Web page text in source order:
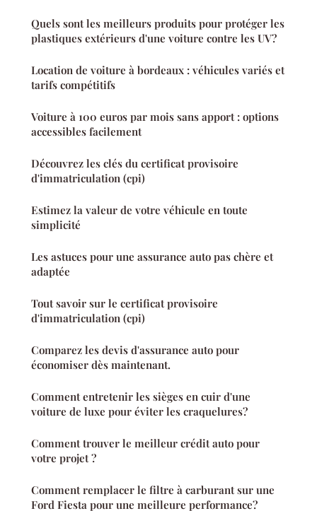
Quels sont les meilleurs produits pour protéger les
plastiques extérieurs d'une voiture contre les UV?
Location de voiture à bordeaux : véhicules variés et
tarifs compétitifs
Voiture à 100 euros par mois sans apport : options
accessibles facilement
Découvrez les clés du certificat provisoire
d'immatriculation (cpi)
Estimez la valeur de votre véhicule en toute
simplicité
Les astuces pour une assurance auto pas chère et
adaptée
Tout savoir sur le certificat provisoire
d'immatriculation (cpi)
Comparez les devis d'assurance auto pour
économiser dès maintenant.
Comment entretenir les sièges en cuir d'une
voiture de luxe pour éviter les craquelures?
Comment trouver le meilleur crédit auto pour
votre projet ?
Comment remplacer le filtre à carburant sur une
Ford Fiesta pour une meilleure performance?